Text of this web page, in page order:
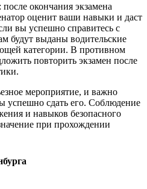
: после окончания экзамена
оценит ваши навыки и даст
вы успешно справитесь с
будут выданы водительские
категории. В противном
повторить экзамен после
мероприятие, и важно
успешно сдать его. Соблюдение
и навыков безопасного
при прохождении